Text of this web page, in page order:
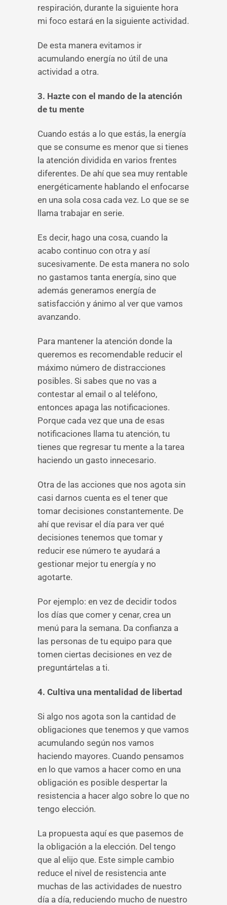
respiración, durante la siguiente hora
mi foco estará en la siguiente actividad.
De esta manera evitamos ir
acumulando energía no útil de una
actividad a otra.
3. Hazte con el mando de la atención
de tu mente
Cuando estás a lo que estás, la energía
que se consume es menor que si tienes
la atención dividida en varios frentes
diferentes. De ahí que sea muy rentable
energéticamente hablando el enfocarse
en una sola cosa cada vez. Lo que se se
llama trabajar en serie.
Es decir, hago una cosa, cuando la
acabo continuo con otra y así
sucesivamente. De esta manera no solo
no gastamos tanta energía, sino que
además generamos energía de
satisfacción y ánimo al ver que vamos
avanzando.
Para mantener la atención donde la
queremos es recomendable reducir el
máximo número de distracciones
posibles. Si sabes que no vas a
contestar al email o al teléfono,
entonces apaga las notificaciones.
Porque cada vez que una de esas
notificaciones llama tu atención, tu
tienes que regresar tu mente a la tarea
haciendo un gasto innecesario.
Otra de las acciones que nos agota sin
casi darnos cuenta es el tener que
tomar decisiones constantemente. De
ahí que revisar el día para ver qué
decisiones tenemos que tomar y
reducir ese número te ayudará a
gestionar mejor tu energía y no
agotarte.
Por ejemplo: en vez de decidir todos
los días que comer y cenar, crea un
menú para la semana. Da confianza a
las personas de tu equipo para que
tomen ciertas decisiones en vez de
preguntártelas a ti.
4. Cultiva una mentalidad de libertad
Si algo nos agota son la cantidad de
obligaciones que tenemos y que vamos
acumulando según nos vamos
haciendo mayores. Cuando pensamos
en lo que vamos a hacer como en una
obligación es posible despertar la
resistencia a hacer algo sobre lo que no
tengo elección.
La propuesta aquí es que pasemos de
la obligación a la elección. Del tengo
que al elijo que. Este simple cambio
reduce el nivel de resistencia ante
muchas de las actividades de nuestro
día a día, reduciendo mucho de nuestro